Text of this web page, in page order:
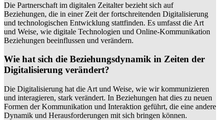
Die Partnerschaft im digitalen Zeitalter bezieht sich auf
Beziehungen, die in einer Zeit der fortschreitenden Digitalisierung
und technologischen Entwicklung stattfinden. Es umfasst die Art
und Weise, wie digitale Technologien und Online-Kommunikation
Beziehungen beeinflussen und verändern.
Wie hat sich die Beziehungsdynamik in Zeiten der
Digitalisierung verändert?
Die Digitalisierung hat die Art und Weise, wie wir kommunizieren
und interagieren, stark verändert. In Beziehungen hat dies zu neuen
Formen der Kommunikation und Interaktion geführt, die eine andere
Dynamik und Herausforderungen mit sich bringen können.